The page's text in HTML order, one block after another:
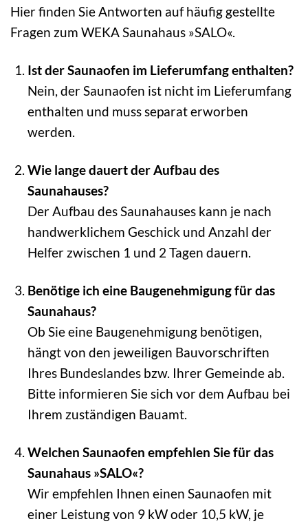
Hier finden Sie Antworten auf häufig gestellte
Fragen zum WEKA Saunahaus »SALO«.
Ist der Saunaofen im Lieferumfang enthalten?
Nein, der Saunaofen ist nicht im Lieferumfang
enthalten und muss separat erworben
werden.
Wie lange dauert der Aufbau des
Saunahauses?
Der Aufbau des Saunahauses kann je nach
handwerklichem Geschick und Anzahl der
Helfer zwischen 1 und 2 Tagen dauern.
Benötige ich eine Baugenehmigung für das
Saunahaus?
Ob Sie eine Baugenehmigung benötigen,
hängt von den jeweiligen Bauvorschriften
Ihres Bundeslandes bzw. Ihrer Gemeinde ab.
Bitte informieren Sie sich vor dem Aufbau bei
Ihrem zuständigen Bauamt.
Welchen Saunaofen empfehlen Sie für das
Saunahaus »SALO«?
Wir empfehlen Ihnen einen Saunaofen mit
einer Leistung von 9 kW oder 10,5 kW, je